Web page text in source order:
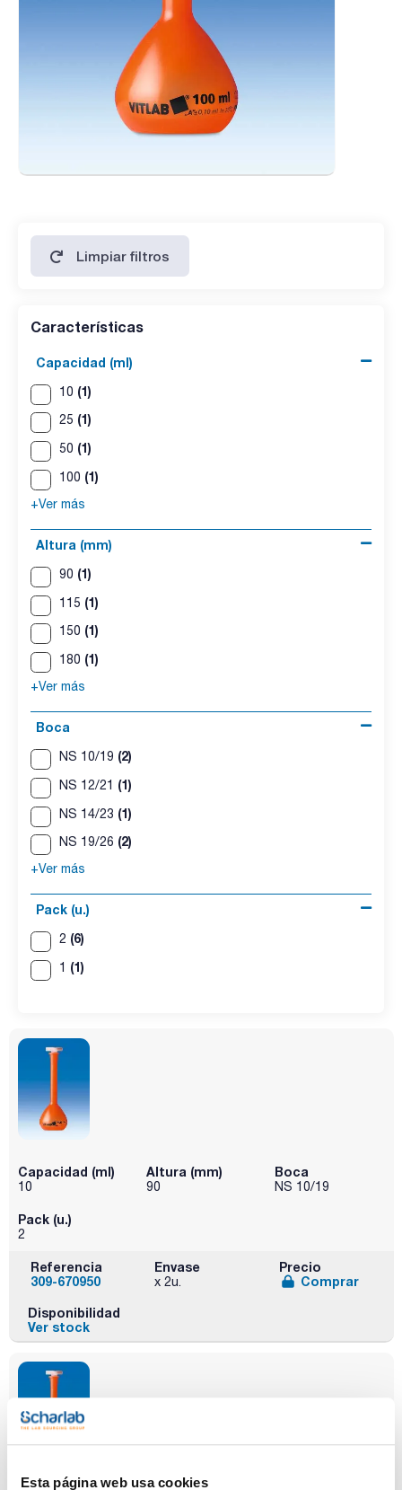
Esta página web usa cookies
Limpiar filtros
Características
Capacidad (ml)
10 (1)
25 (1)
50 (1)
100 (1)
+Ver más
Altura (mm)
90 (1)
115 (1)
150 (1)
180 (1)
+Ver más
Boca
NS 10/19 (2)
NS 12/21 (1)
NS 14/23 (1)
NS 19/26 (2)
+Ver más
Pack (u.)
2 (6)
1 (1)
Capacidad (ml)
10
Altura (mm)
90
Boca
NS 10/19
Pack (u.)
2
Referencia
309-670950
Envase
x 2u.
Precio
Comprar
Disponibilidad
Ver stock